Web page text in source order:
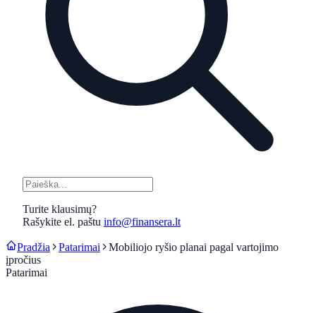
Turite klausimų?
Rašykite el. paštu info@finansera.lt
Pradžia Patarimai
Mobiliojo ryšio planai pagal vartojimo
įpročius
Patarimai